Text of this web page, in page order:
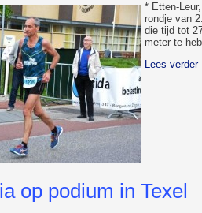
* Etten-
rondje van
die tijd tot
meter te
Lees verder
op podium in Texel